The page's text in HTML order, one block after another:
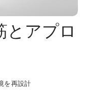
とアプロ
を再設計